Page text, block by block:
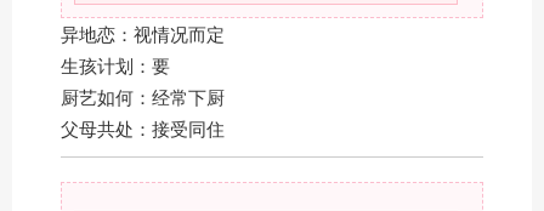
异地恋：视情况而定
生孩计划：要
厨艺如何：经常下厨
父母共处：接受同住